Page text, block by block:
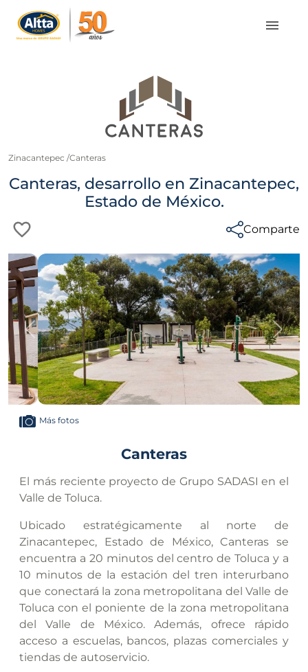
Zinacantepec /Canteras
Canteras, desarrollo en Zinacantepec,
Estado de México.
Comparte
Anterior
Más fotos
Canteras
El más reciente proyecto de Grupo SADASI en el
Valle de Toluca.
Ubicado estratégicamente al norte de
Zinacantepec, Estado de México, Canteras se
encuentra a 20 minutos del centro de Toluca y a
10 minutos de la estación del tren interurbano
que conectará la zona metropolitana del Valle de
Toluca con el poniente de la zona metropolitana
del Valle de México. Además, ofrece rápido
acceso a escuelas, bancos, plazas comerciales y
tiendas de autoservicio.